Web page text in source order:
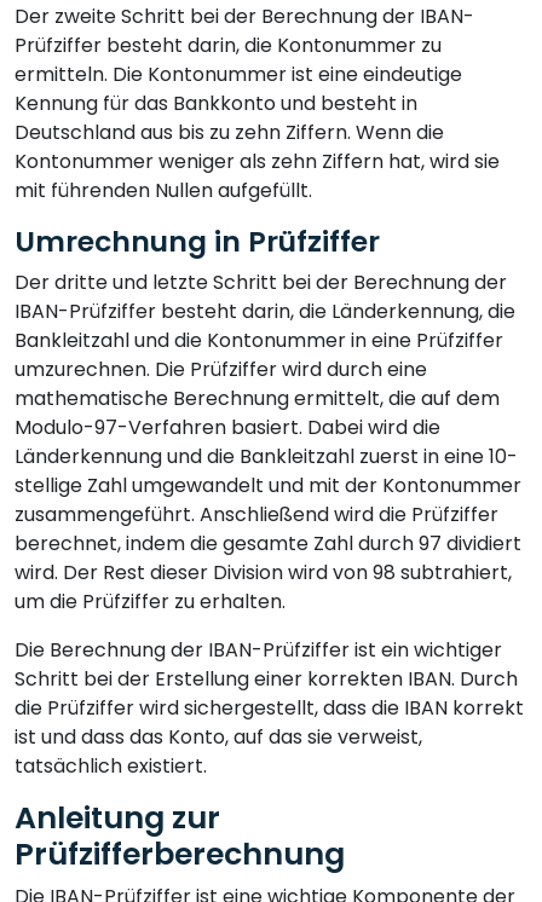
Der zweite Schritt bei der Berechnung der IBAN-
Prüfziffer besteht darin, die Kontonummer zu
ermitteln. Die Kontonummer ist eine eindeutige
Kennung für das Bankkonto und besteht in
Deutschland aus bis zu zehn Ziffern. Wenn die
Kontonummer weniger als zehn Ziffern hat, wird sie
mit führenden Nullen aufgefüllt.
Umrechnung in Prüfziffer
Der dritte und letzte Schritt bei der Berechnung der
IBAN-Prüfziffer besteht darin, die Länderkennung, die
Bankleitzahl und die Kontonummer in eine Prüfziffer
umzurechnen. Die Prüfziffer wird durch eine
mathematische Berechnung ermittelt, die auf dem
Modulo-97-Verfahren basiert. Dabei wird die
Länderkennung und die Bankleitzahl zuerst in eine 10-
stellige Zahl umgewandelt und mit der Kontonummer
zusammengeführt. Anschließend wird die Prüfziffer
berechnet, indem die gesamte Zahl durch 97 dividiert
wird. Der Rest dieser Division wird von 98 subtrahiert,
um die Prüfziffer zu erhalten.
Die Berechnung der IBAN-Prüfziffer ist ein wichtiger
Schritt bei der Erstellung einer korrekten IBAN. Durch
die Prüfziffer wird sichergestellt, dass die IBAN korrekt
ist und dass das Konto, auf das sie verweist,
tatsächlich existiert.
Anleitung zur
Prüfzifferberechnung
Die IBAN-Prüfziffer ist eine wichtige Komponente der